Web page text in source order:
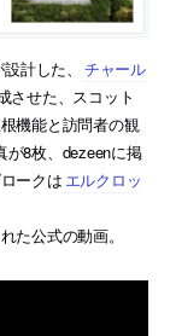
計した、
チャール
させた、スコット
機能と訪問者の観
が8枚、dezeenに掲
ークは エルクロッ
た公式の動画。